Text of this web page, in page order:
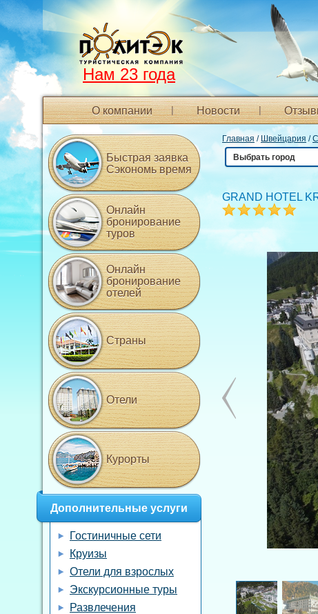
Нам 23 года
О компании Новости
Главная / Швейцария /
Выбрать город
GRAND HOTEL
Быстрая заявка
Сэкономь время
Онлайн
бронирование
туров
Онлайн
бронирование
отелей
Страны
Отели
Курорты
Дополнительные услуги
Гостиничные сети
Круизы
Отели для взрослых
Экскурсионные туры
Развлечения